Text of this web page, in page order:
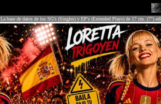
La base de datos de los SG's (Singles) y EP's (Extended Plays) de 17 cm. (7")